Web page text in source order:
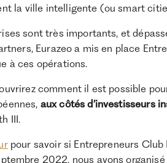
la ville intelligente (ou smart
sont très importants, et
Eurazeo a mis en place
à ces opérations.
comment il est possible
aux côtés d’investisseurs
III.
pour savoir si Entrepreneurs Club
2022, nous avons